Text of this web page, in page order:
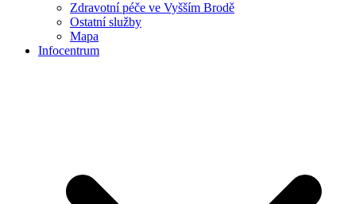
Zdravotní péče ve Vyšším Brodě
Ostatní služby
Mapa
Infocentrum